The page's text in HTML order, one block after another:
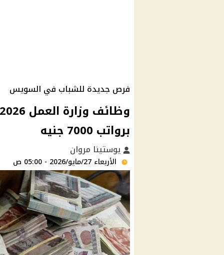
فرص جديدة للشباب في السويس
برواتب 7000 جنيه
يوستينا مروان
الأربعاء 27/مايو/2026 - 05:00 ص